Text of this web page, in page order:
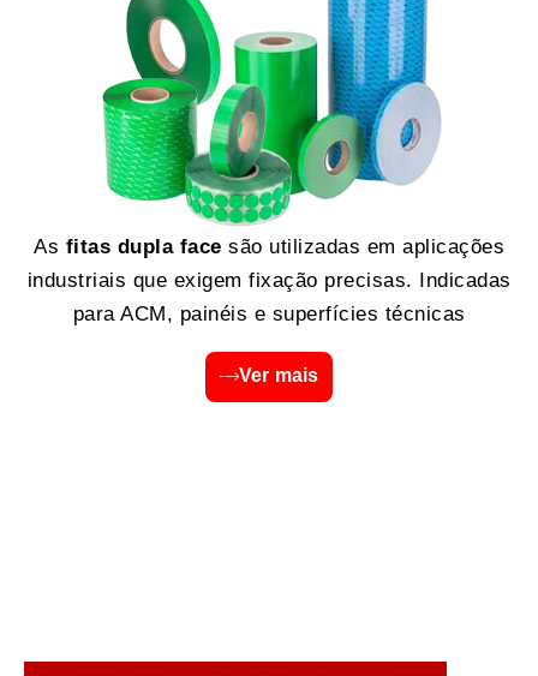
As fitas dupla face são utilizadas em aplicações
industriais que exigem fixação precisas. Indicadas
para ACM, painéis e superfícies técnicas
Ver mais